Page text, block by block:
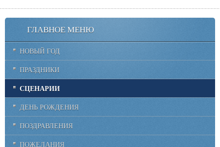
ГЛАВНОЕ МЕНЮ
НОВЫЙ ГОД
ПРАЗДНИКИ
СЦЕНАРИИ
ДЕНЬ РОЖДЕНИЯ
ПОЗДРАВЛЕНИЯ
ПОЖЕЛАНИЯ